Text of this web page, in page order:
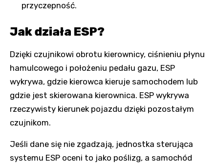
przyczepność.
Jak działa ESP?
Dzięki czujnikowi obrotu kierownicy, ciśnieniu płynu
hamulcowego i położeniu pedału gazu, ESP
wykrywa, gdzie kierowca kieruje samochodem lub
gdzie jest skierowana kierownica. ESP wykrywa
rzeczywisty kierunek pojazdu dzięki pozostałym
czujnikom.
Jeśli dane się nie zgadzają, jednostka sterująca
systemu ESP oceni to jako poślizg, a samochód